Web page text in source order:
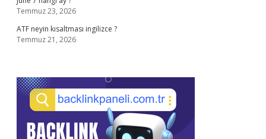
Temmuz 23, 2026
ATF neyin kısaltması ingilizce ?
Temmuz 21, 2026